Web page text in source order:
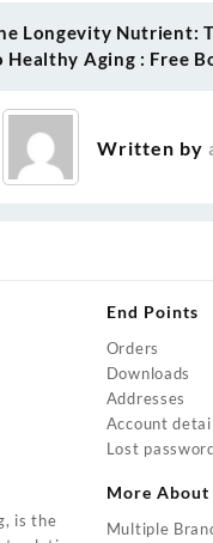
Longevity Nutrient:
Healthy Aging : Free
Written by
is the
End Points
Orders
Downloads
Addresses
Account
Lost
More About
Multiple